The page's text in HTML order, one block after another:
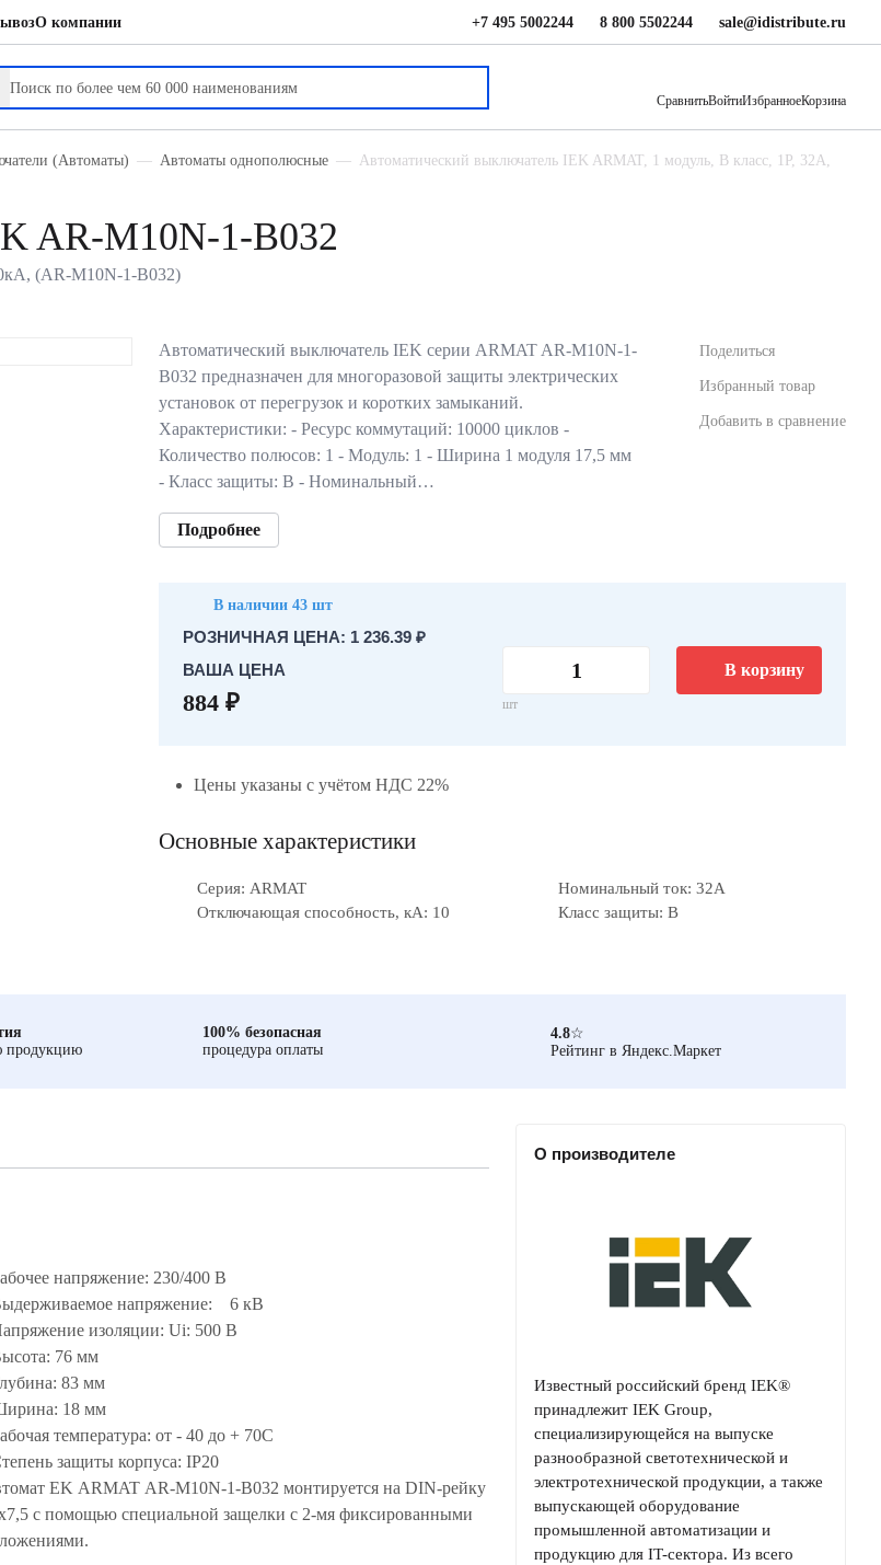
О компании +7 495 5002244 8 800 5502244 sale@idistribute.ru
СравнитьВойтиИзбранноеКорзина
(Автоматы) Автоматы однополюсные
Автоматический выключатель IEK ARMAT, 1 модуль, B класс, 1P, 32А,
AR-M10N-1-B032
(AR-M10N-1-B032)
Автоматический выключатель IEK серии ARMAT AR-M10N-1-
B032 предназначен для многоразовой защиты электрических
установок от перегрузок и коротких замыканий.
Характеристики: - Ресурс коммутаций: 10000 циклов -
Количество полюсов: 1 - Модуль: 1 - Ширина 1 модуля 17,5 мм
- Класс защиты: В - Номинальный…
Подробнее
Поделиться
Избранный товар
Добавить в сравнение
В наличии 43 шт
РОЗНИЧНАЯ ЦЕНА: 1 236.39 ₽
ВАША ЦЕНА
884 ₽ шт
В корзину
Цены указаны с учётом НДС 22%
Основные характеристики
Серия: ARMAT
Номинальный ток: 32А
Отключающая способность, кА: 10
Класс защиты: B
продукцию
100% безопасная
процедура оплаты
4.8☆
Рейтинг в Яндекс.Маркет
напряжение: 230/400 В
напряжение: 6 кВ
изоляции: Ui: 500 В
76 мм
83 мм
18 мм
температура: от - 40 до + 70С
защиты корпуса: IP20
EK ARMAT AR-M10N-1-B032 монтируется на DIN-рейку
с помощью специальной защелки с 2-мя фиксированными
О производителе
Известный российский бренд IEK®
принадлежит IEK Group,
специализирующейся на выпуске
разнообразной светотехнической и
электротехнической продукции, а также
выпускающей оборудование
промышленной автоматизации и
продукцию для IT-сектора. Из всего